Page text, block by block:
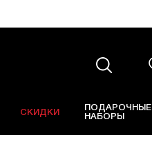
СКИДКИ
ПОДАРОЧНЫЕ
НАБОРЫ